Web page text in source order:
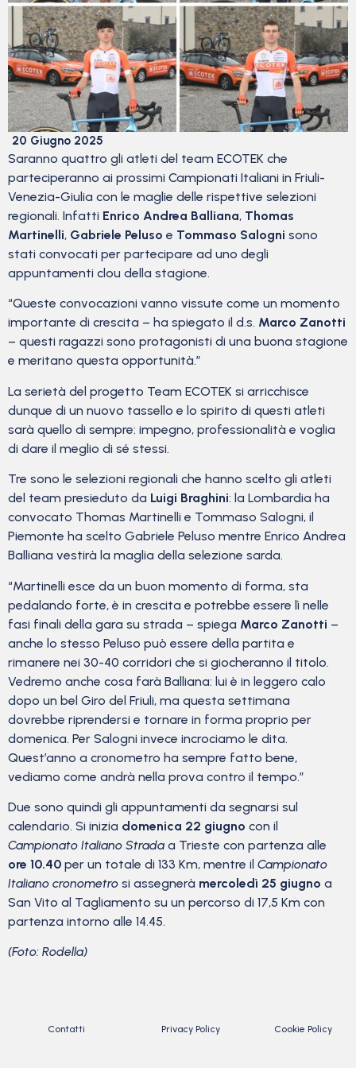
20 Giugno 2025
Saranno quattro gli atleti del team ECOTEK che
parteciperanno ai prossimi Campionati Italiani in Friuli-
Venezia-Giulia con le maglie delle rispettive selezioni
regionali. Infatti Enrico Andrea Balliana, Thomas
Martinelli, Gabriele Peluso e Tommaso Salogni sono
stati convocati per partecipare ad uno degli
appuntamenti clou della stagione.
“Queste convocazioni vanno vissute come un momento
importante di crescita – ha spiegato il d.s. Marco Zanotti
– questi ragazzi sono protagonisti di una buona stagione
e meritano questa opportunità.”
La serietà del progetto Team ECOTEK si arricchisce
dunque di un nuovo tassello e lo spirito di questi atleti
sarà quello di sempre: impegno, professionalità e voglia
di dare il meglio di sé stessi.
Tre sono le selezioni regionali che hanno scelto gli atleti
del team presieduto da Luigi Braghini: la Lombardia ha
convocato Thomas Martinelli e Tommaso Salogni, il
Piemonte ha scelto Gabriele Peluso mentre Enrico Andrea
Balliana vestirà la maglia della selezione sarda.
“Martinelli esce da un buon momento di forma, sta
pedalando forte, è in crescita e potrebbe essere lì nelle
fasi finali della gara su strada – spiega Marco Zanotti –
anche lo stesso Peluso può essere della partita e
rimanere nei 30-40 corridori che si giocheranno il titolo.
Vedremo anche cosa farà Balliana: lui è in leggero calo
dopo un bel Giro del Friuli, ma questa settimana
dovrebbe riprendersi e tornare in forma proprio per
domenica. Per Salogni invece incrociamo le dita.
Quest’anno a cronometro ha sempre fatto bene,
vediamo come andrà nella prova contro il tempo.”
Due sono quindi gli appuntamenti da segnarsi sul
calendario. Si inizia domenica 22 giugno con il
Campionato Italiano Strada a Trieste con partenza alle
ore 10.40 per un totale di 133 Km, mentre il Campionato
Italiano cronometro si assegnerà mercoledì 25 giugno a
San Vito al Tagliamento su un percorso di 17,5 Km con
partenza intorno alle 14.45.
(Foto: Rodella)
Contatti Privacy Policy Cookie Policy